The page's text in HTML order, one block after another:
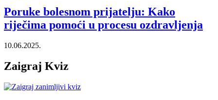
Poruke bolesnom prijatelju: Kako
riječima pomoći u procesu ozdravljenja
10.06.2025.
Zaigraj Kviz